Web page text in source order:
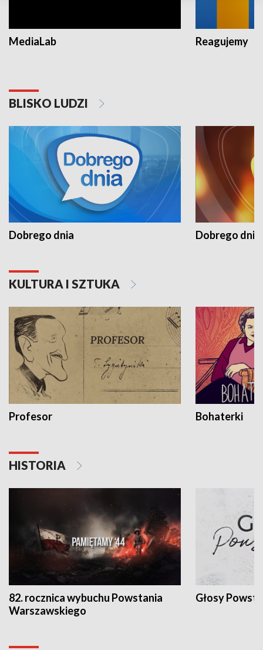
MediaLab Reagujemy
BLISKO LUDZI
Dobrego dnia Dobrego dnia
KULTURA I SZTUKA
Profesor Bohaterki
HISTORIA
82. rocznica wybuchu Powstania
Warszawskiego
Głosy